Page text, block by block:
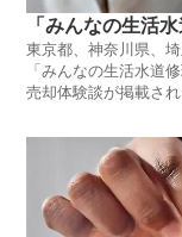
「みんなの生活
東京都、神奈川県、
「みんなの生活水道
売却体験談が掲載さ